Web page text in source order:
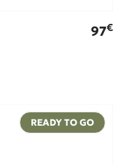
97€
READY TO GO